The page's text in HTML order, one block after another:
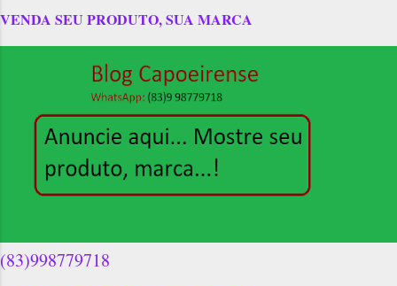
VENDA SEU PRODUTO, SUA MARCA
(83)998779718